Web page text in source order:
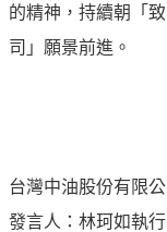
動
專
首
頁
的精神，持續朝「
司」願景前進。
台灣中油股份有限公
發言人：林珂如執